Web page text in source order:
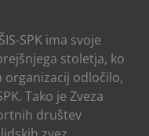
SPK ima svoje
stoletja, ko
organizacij odločilo,
Tako je Zveza
društev